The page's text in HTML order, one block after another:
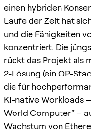
einen hybriden
Laufe der Zeit hat
und die Fähigkeiten
konzentriert. Die
rückt das Projekt als
2-Lösung (ein OP-
die für
KI-native Workloads
World Computer“ –
Wachstum von